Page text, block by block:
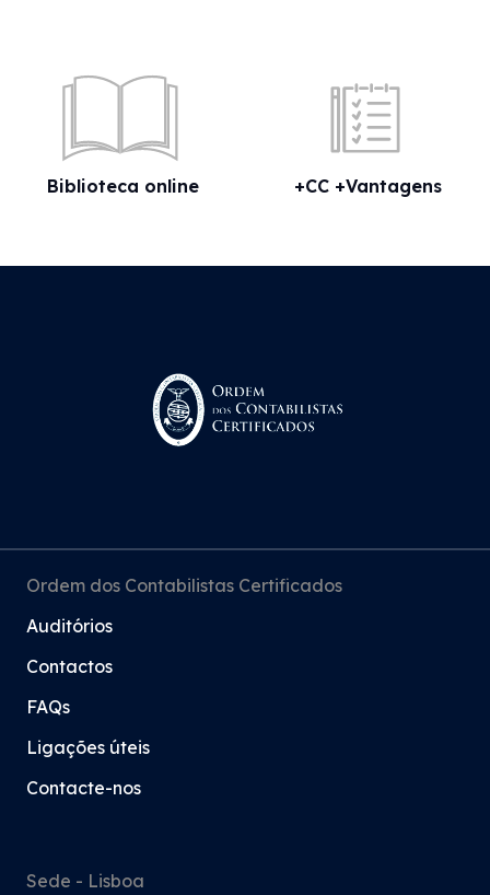
Biblioteca online +CC +Vantagens
Ordem dos Contabilistas Certificados
Auditórios
Contactos
FAQs
Ligações úteis
Contacte-nos
Sede - Lisboa